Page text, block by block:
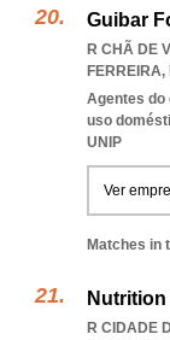
Guibar
R CHÃ DE
FERREIRA,
Agentes do
uso
UNIP
Ver
Matches in
R CIDADE